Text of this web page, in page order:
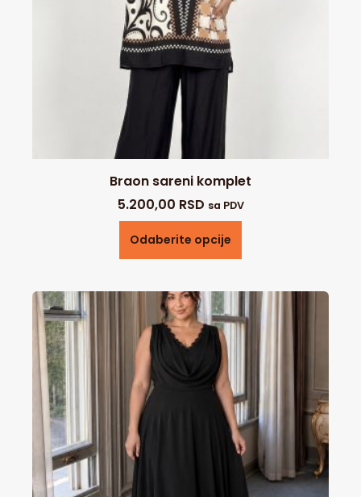
Braon sareni komplet
5.200,00 RSD sa PDV
Odaberite opcije